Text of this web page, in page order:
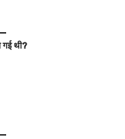
गई थी?